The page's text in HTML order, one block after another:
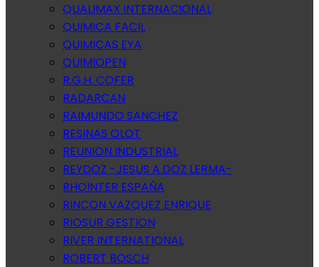
QUALIMAX INTERNACIONAL
QUIMICA FACIL
QUIMICAS EYA
QUIMIOPEN
R.G.H. COFER
RADARCAN
RAIMUNDO SANCHEZ
RESINAS OLOT
REUNION INDUSTRIAL
REYDOZ -JESUS A.DOZ LERMA-
RHOINTER ESPAÑA
RINCON VAZQUEZ ENRIQUE
RIOSUR GESTION
RIVER INTERNATIONAL
ROBERT BOSCH